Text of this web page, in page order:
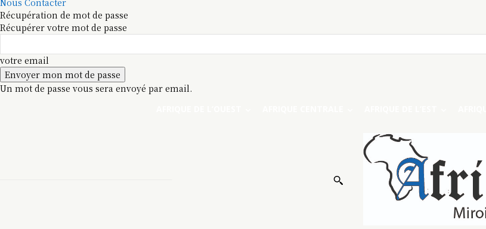
Nous Contacter
Récupération de mot de passe
Récupérer votre mot de passe
votre email
Un mot de passe vous sera envoyé par email.